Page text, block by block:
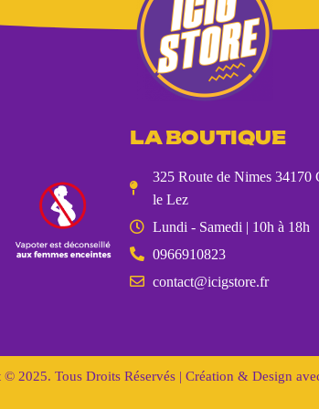
LA BOUTIQUE
325 Route de Nimes 34170
le Lez
Lundi - Samedi | 10h à 18h
0966910823
contact@icigstore.fr
2025. Tous Droits Réservés | Création & Design